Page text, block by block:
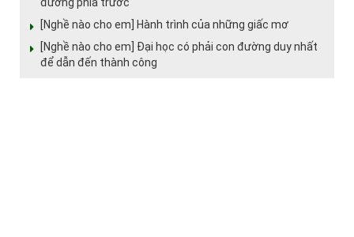
[Nghề nào cho em] Hành trình của những giấc mơ
[Nghề nào cho em] Đại học có phải con đường duy nhất
để dẫn đến thành công